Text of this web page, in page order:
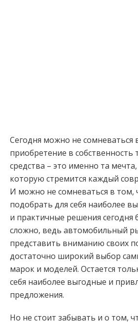
Сегодня можно не сомневаться
приобретение в собственность
средства – это именно та
которую стремится каждый
И можно не сомневаться в том,
подобрать для себя наиболее
и практичные решения сегодня
сложно, ведь автомобильный
представить вниманию своих
достаточно широкий выбор
марок и моделей. Остается
себя наиболее выгодные и
предложения.
Но не стоит забывать и о том,